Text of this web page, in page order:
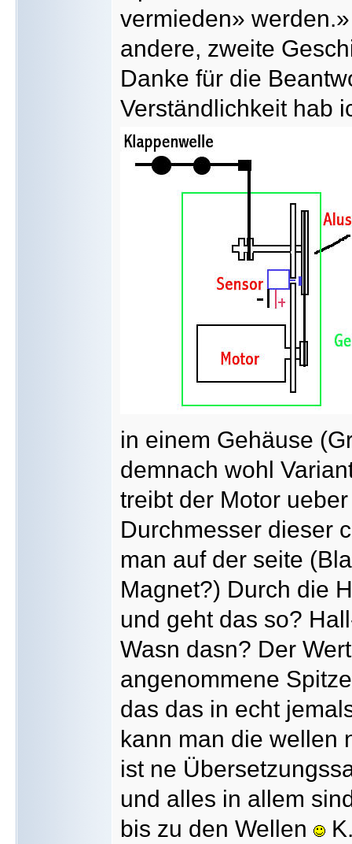
vermieden»
andere, zweite
Danke für die
Verständlichkeit hab
in einem Gehäuse
demnach wohl
treibt der Motor
Durchmesser dieser
man auf der seite
Magnet?) Durch die
und geht das so?
Wasn dasn? Der
angenommene
das das in echt
kann man die wellen
ist ne
und alles in allem
bis zu den Wellen